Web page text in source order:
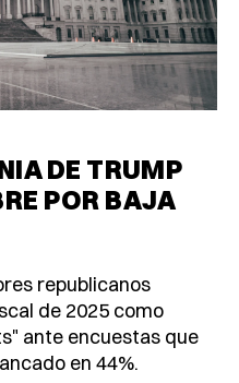
DE TRUMP
POR BAJA
republicanos
de 2025 como
ante encuestas que
en 44%.